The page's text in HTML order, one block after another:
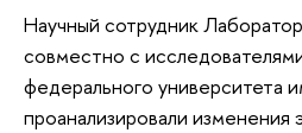
Научный сотрудник
совместно с
федерального университета
проанализировали изменения